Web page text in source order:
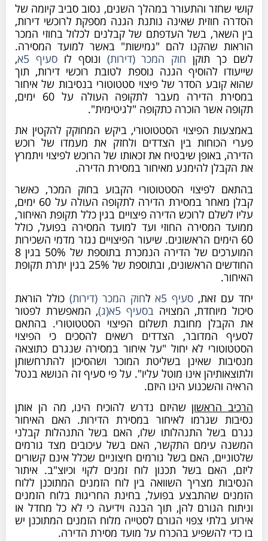
קושי שחזר והתעורר במהלך השנים, נסוב סביב קיומה של
הסדרה חוזית שאינה נותנת הגנה מספקת לרוכשי דירות,
בין השאר, בשל העדפתם של קבלנים לכלול בחוזי המכר
הוראות שהקנו להם "גמישות" באשר למועד המסירה.
לשם כך תוקן חוק המכר (דירות) ונוסף לוסעיף 5א
,
שייעודו להוסיף הגנה נוספת לטובת רוכשי דירות, תוך
שהוא קובע הסדר של פיצוי סטטוטורי בנסיבות של איחור
במסירת הדירה מעבר לתקופה העולה על 60 ימים,
תקופה אשר הוכרה כתקופה "לגיטימית".
באמצעות הפיצוי הסטטוטורי, ביקש המחוקק להקטין את
פערי הכוחות בין הצדדים ולחזק את מעמדו של רוכש
הדירה, באופן שיבטיח את זכאותו של הרוכש לפיצוי ויתמרץ
את הקבלן להימנע מאיחור במסירת הדירה.
בהתאם לפיצוי הסטטוטורי הקבוע בחוק המכר, כאשר
קבלן מאחר במסירת הדירה לתקופה העולה על 60 ימים,
עליו לשלם לרוכש הדירה פיצויים בגין כלל תקופת האיחור,
ממועד המסירה החוזי ועד למועד המסירה בפועל, כולל
60 הימים הראשונים. שיעור הפיצויים נגזר מדמי השכירות
המוערכים של הדירה הנמכרת בתוספת של 50% בגין 8
החודשים הראשונים, ובתוספת של 25% בגין יתרת תקופת
האיחור.
יחד עם זאת, סעיף 5א לחוק המכר (דירות) כולל הוראת
סיכול מיוחדת, המצויה בסעיף 5א(ג)
, המאפשרת לפטור
את הקבלן מחובת תשלום הפיצוי הסטטוטורי. בהתאם
לסעיף המדובר, הצדדים רשאים להסכים כי הפיצוי
הסטטוטורי לא יחול "על איחור במסירה שנגרם כתוצאה
מנסיבות שאינן בשליטת המוכר ושהסיכון להתרחשותן
ולתוצאותיהן אינו מוטל עליו". על פי סעיף זה הנושא בנטל
הראיה והשכנוע הינו היזם.
הרכיב הראשוןשהיזם נדרש להוכיח הינו, מה הן אותן
נסיבות שגרמו לאיחור במסירת הדירות. האם האיחור
נגרם בשל התנהלותו שלו, האם בשל התנהלות קבלני
המשנה עימם התקשר, האם בשל עיכובים מצד גורמים
שלטוניים, האם בשל גורמים חיצוניים שכלל אינם קשורים
ליזם, האם בשל תכנון לוח זמנים לקוי וכיוצ"ב. איתור
הנסיבות מצריך השוואה בין לוח הזמנים המתוכנן ללוח
הזמנים שהתבצע בפועל, בחינת החריגות בלוח הזמנים
וניתוח הגורם להן, תוך הבנה וידיעה כי לא כל מחדל או
אירוע בלתי צפוי הגורם לסטייה מלוח הזמנים המתוכנן יש
בו כדי להשפיע בהכרח על מועד מסירת הדירה.